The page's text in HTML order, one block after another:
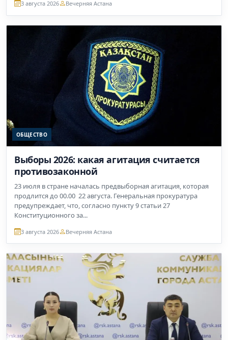
3 августа 2026 Вечерняя Астана
ОБЩЕСТВО
Выборы 2026: какая агитация считается
противозаконной
23 июля в стране началась предвыборная агитация, которая
продлится до 00.00 22 августа. Генеральная прокуратура
предупреждает, что, согласно пункту 9 статьи 27
Конституционного за...
3 августа 2026 Вечерняя Астана